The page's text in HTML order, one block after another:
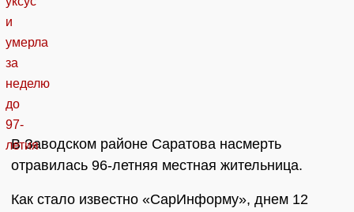
В Заводском районе Саратова насмерть
отравилась 96-летняя местная жительница.
Как стало известно «СарИнформу», днем 12